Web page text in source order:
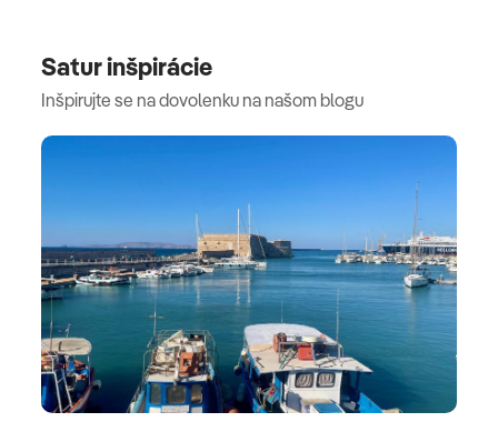
Satur inšpirácie
Inšpirujte se na dovolenku na našom blogu